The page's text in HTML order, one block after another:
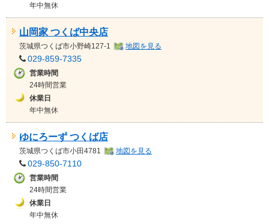
年中無休
山岡家 つくば中央店
茨城県つくば市小野崎127-1 地図を見る
029-859-7335
営業時間
24時間営業
休業日
年中無休
ゆにろーず つくば店
茨城県つくば市小田4781 地図を見る
029-850-7110
営業時間
24時間営業
休業日
年中無休